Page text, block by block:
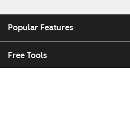
Popular Features
Free Tools